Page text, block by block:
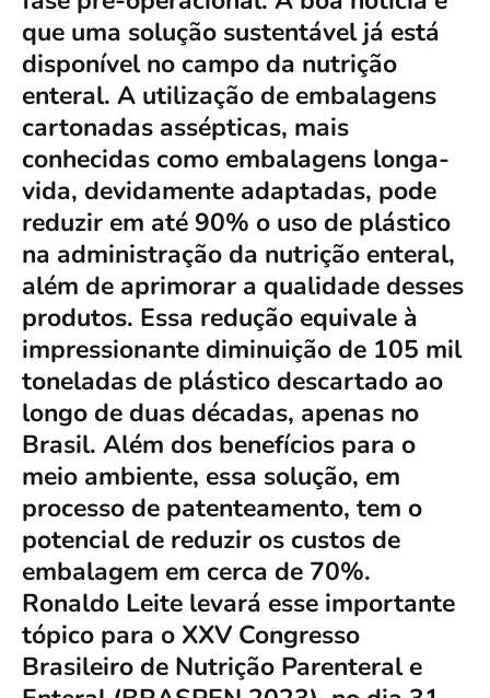
que uma solução sustentável já está
disponível no campo da nutrição
enteral. A utilização de embalagens
cartonadas assépticas, mais
conhecidas como embalagens longa-
vida, devidamente adaptadas, pode
reduzir em até 90% o uso de plástico
na administração da nutrição enteral,
além de aprimorar a qualidade desses
produtos. Essa redução equivale à
impressionante diminuição de 105 mil
toneladas de plástico descartado ao
longo de duas décadas, apenas no
Brasil. Além dos benefícios para o
meio ambiente, essa solução, em
processo de patenteamento, tem o
potencial de reduzir os custos de
embalagem em cerca de 70%.
Ronaldo Leite levará esse importante
tópico para o XXV Congresso
Brasileiro de Nutrição Parenteral e